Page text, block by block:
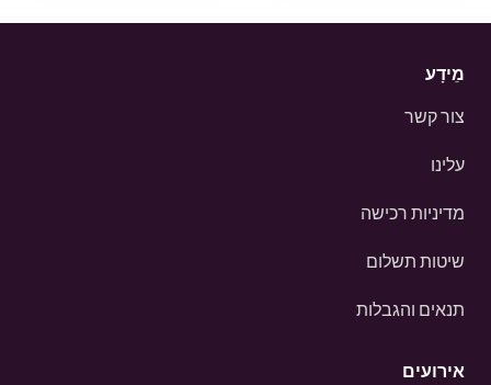
מֵידָע
צור קשר
עלינו
מדיניות רכישה
שיטות תשלום
תנאים והגבלות
אירועים